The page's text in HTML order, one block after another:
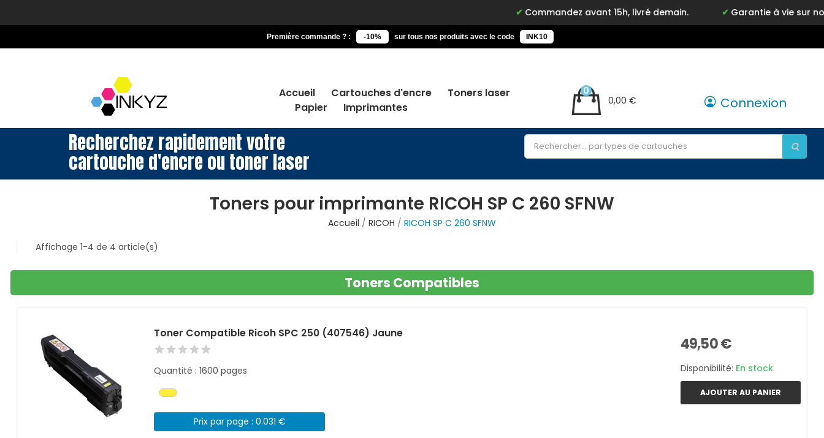
Commandez avant 15h, livré demain. Garantie à vie sur notre
Première commande ? : -10% sur tous nos produits avec le code INK10
Accueil Cartouches d'encre
Toners laser
Papier
Imprimantes
0,00 €
0
Connexion
Recherchez rapidement votre
cartouche d'encre ou toner laser
Toners pour imprimante RICOH SP C 260 SFNW
Accueil RICOH
RICOH SP C 260 SFNW
Affichage 1-4 de 4 article(s)
Toners Compatibles
Toner Compatible Ricoh SPC 250 (407546) Jaune
Quantité : 1600 pages
Prix par page : 0.031 €
49,50 €
Disponibilité: En stock
AJOUTER AU PANIER